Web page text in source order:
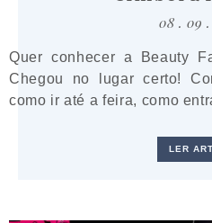
08 . 09 .
Quer conhecer a Beauty
Chegou no lugar certo!
como ir até a feira, como
LER